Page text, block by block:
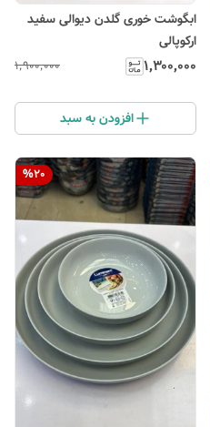
ابگوشت خوری گلدن دیوالی سفید
ارکوپالی
۱٬۳۰۰٬۰۰۰ ۱٬۹۰۰٬۰۰۰
افزودن به سبد
%20